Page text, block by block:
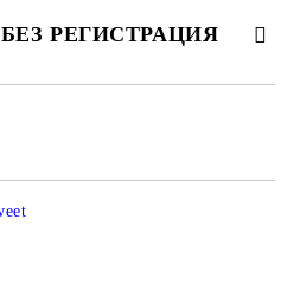
РЕГИСТРАЦИЯ